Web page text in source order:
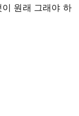
원래 그래야 하